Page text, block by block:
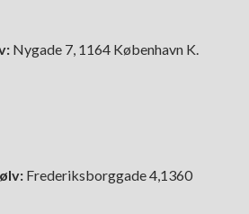
Nygade 7, 1164 København K.
Frederiksborggade 4,1360